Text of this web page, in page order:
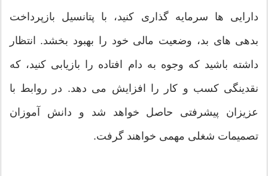
دارایی ها سرمایه گذاری کنید، با پتانسیل بازپرداخت
بدهی های بد، وضعیت مالی خود را بهبود بخشد. انتظار
داشته باشید که وجوه به دام افتاده را بازیابی کنید، که
نقدینگی کسب و کار را افزایش می دهد. در روابط با
عزیزان پیشرفتی حاصل خواهد شد و دانش آموزان
تصمیمات شغلی مهمی خواهند گرفت.